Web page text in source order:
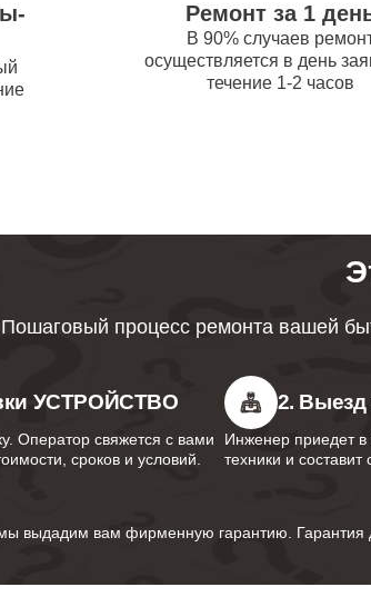
водонагревателей
Ремонт труб
Ремонт анода
Ремонт
Ремонт
водонагревателей
Ремонт за 1
В 90% случаев
осуществляется в день
течение 1-2 часов
Пошаговый процесс ремонта вашей
УСТРОЙСТВО
Оператор свяжется с вами
сроков и условий.
2. Выезд
Инженер приедет в
техники и составит
выдадим вам фирменную гарантию. Гарантия